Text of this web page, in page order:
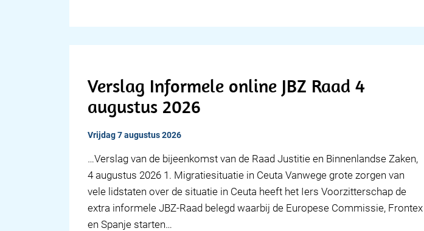
Verslag Informele online JBZ Raad 4
augustus 2026
vrijdag 7 augustus 2026
… Verslag van de bijeenkomst van de Raad Justitie en Binnenlandse Zaken,
4 augustus 2026 1. Migratiesituatie in Ceuta Vanwege grote zorgen van
vele lidstaten over de situatie in Ceuta heeft het Iers Voorzitterschap de
extra informele JBZ-Raad belegd waarbij de Europese Commissie, Frontex
en Spanje starten…